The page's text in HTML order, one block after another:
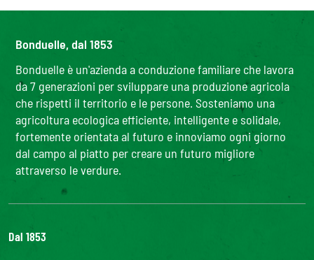
Bonduelle, dal 1853
Bonduelle è un'azienda a conduzione familiare che lavora
da 7 generazioni per sviluppare una produzione agricola
che rispetti il territorio e le persone. Sosteniamo una
agricoltura ecologica efficiente, intelligente e solidale,
fortemente orientata al futuro e innoviamo ogni giorno
dal campo al piatto per creare un futuro migliore
attraverso le verdure.
Dal 1853